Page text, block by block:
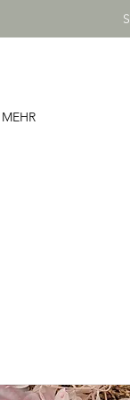
MEHR